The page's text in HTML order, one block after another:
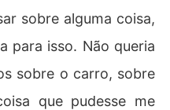
sobre alguma coisa,
para isso. Não queria
sobre o carro, sobre
que pudesse me